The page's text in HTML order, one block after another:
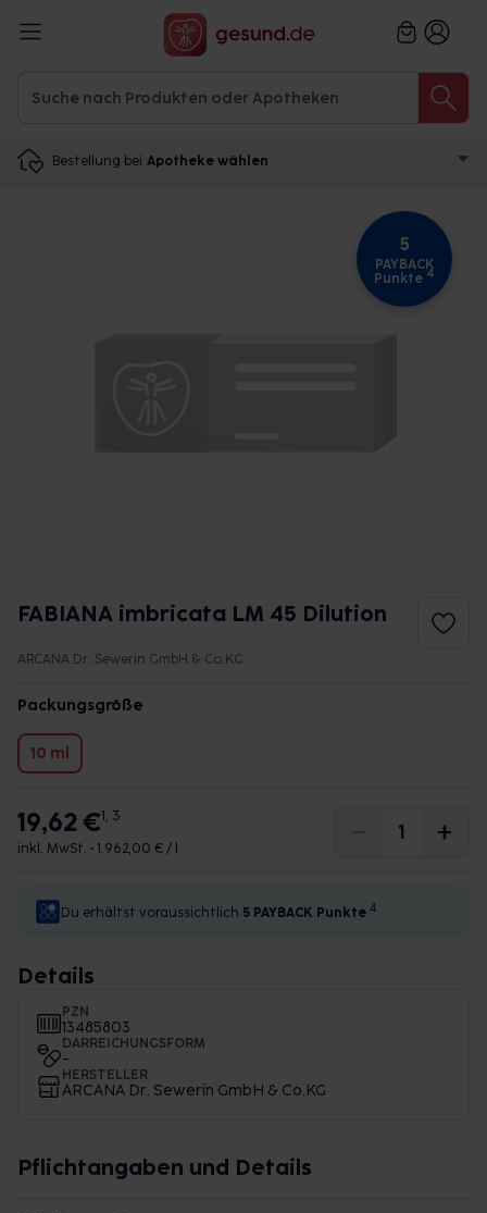
Bestellung bei Apotheke wählen
5
PAYBACK
Punkte 4
FABIANA imbricata LM 45 Dilution
ARCANA Dr. Sewerin GmbH & Co.KG
Packungsgröße
10 ml
19,62 €1, 3
inkl. MwSt. • 1.962,00 € / l
Du erhältst voraussichtlich 5 PAYBACK Punkte 4
Details
PZN
13485803
DARREICHUNGSFORM
-
HERSTELLER
ARCANA Dr. Sewerin GmbH & Co.KG
Pflichtangaben und Details